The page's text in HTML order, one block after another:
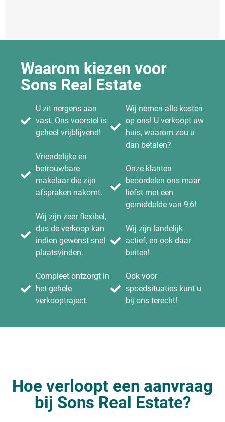
Waarom kiezen voor
Sons Real Estate
U zit nergens aan
vast. Ons voorstel is
geheel vrijblijvend!
Vriendelijke en
betrouwbare
makelaar die zijn
afspraken nakomt.
Wij zijn zeer flexibel,
dus de verkoop kan
indien gewenst snel
plaatsvinden.
Compleet ontzorgt in
het gehele
verkooptraject.
Wij nemen alle kosten
op ons! U verkoopt uw
huis, waarom zou u
dan betalen?
Onze klanten
beoordelen ons maar
liefst met een
gemiddelde van 9,6!
Wij zijn landelijk
actief, en ook daar
buiten!
Ook voor
spoedsituaties kunt u
bij ons terecht!
Hoe verloopt een aanvraag
bij Sons Real Estate?